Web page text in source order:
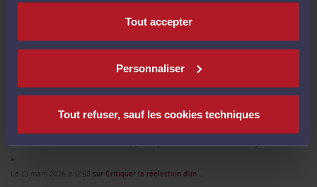
Tout accepter
Personnaliser
Tout refuser, sauf les cookies techniques
l'URSSAF ... »
L'URSSAF se désiste. Pas souvent. ...
Bébé : « Si lemployeur se trompe en déclarant une fiche de paie es-ce que
Le 13 mars 2026 à 23:56surL’URSSAF peut saisir votre ...
Eric ROCHEBLAVE :« La cour rappelle que l'abus de la liberté d'expression est ...
»
Le 13 mars 2026 à 17:58 sur Critiquer la réélection d’un ...